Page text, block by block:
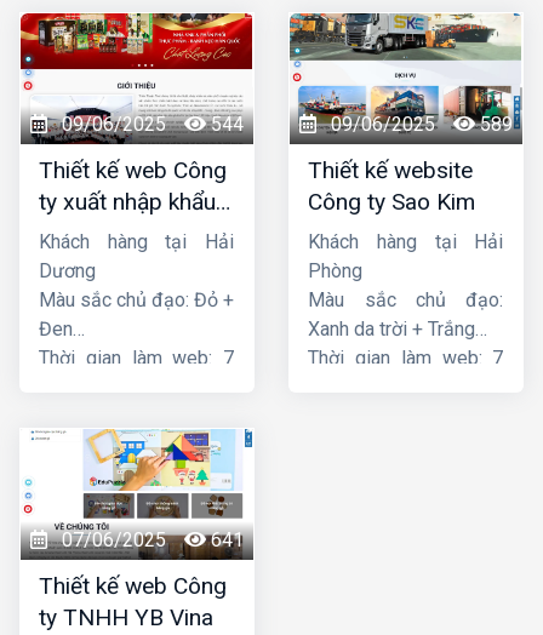
09/06/2025 544
Thiết kế web Công
ty xuất nhập khẩu
Thiên Thuận Phát
Khách hàng tại Hải
Dương
Màu sắc chủ đạo: Đỏ +
Đen
Thời gian làm web: 7
09/06/2025 589
Thiết kế website
Công ty Sao Kim
Khách hàng tại Hải
Phòng
Màu sắc chủ đạo:
Xanh da trời + Trắng
Thời gian làm web: 7
07/06/2025 641
Thiết kế web Công
ty TNHH YB Vina